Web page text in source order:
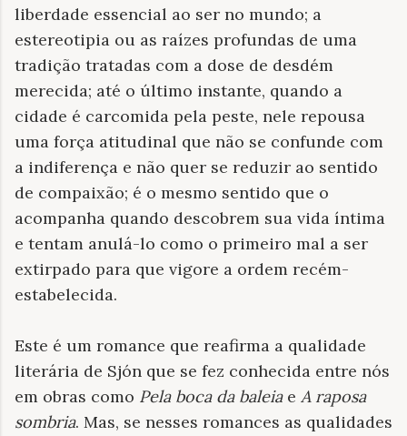
liberdade essencial ao ser no mundo; a
estereotipia ou as raízes profundas de uma
tradição tratadas com a dose de desdém
merecida; até o último instante, quando a
cidade é carcomida pela peste, nele repousa
uma força atitudinal que não se confunde com
a indiferença e não quer se reduzir ao sentido
de compaixão; é o mesmo sentido que o
acompanha quando descobrem sua vida íntima
e tentam anulá-lo como o primeiro mal a ser
extirpado para que vigore a ordem recém-
estabelecida.
Este é um romance que reafirma a qualidade
literária de Sjón que se fez conhecida entre nós
em obras como Pela boca da baleiae A raposa
sombria. Mas, se nesses romances as qualidades